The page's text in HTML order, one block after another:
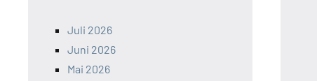
Juli 2026
Juni 2026
Mai 2026